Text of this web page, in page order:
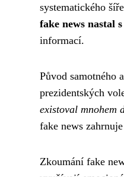
systematického
fake news nastal
informací.
Původ samotného
prezidentských
existoval mnohem
fake news
Zkoumání fake